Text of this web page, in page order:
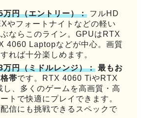
万円（エントリー）： フルHD
やフォートナイトなどの軽い
ならこのライン。GPUはRTX
4060 Laptopなどが中心。画質
れば十分楽しめます。
万円（ミドルレンジ）： 最もお
帯です。RTX 4060 TiやRTX
し、多くのゲームを高画質・高
トで快適にプレイできます。
信にも挑戦できるスペックで